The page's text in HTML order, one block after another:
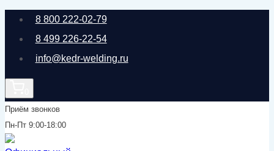
Перейти
содержимому
8 800 222-02-79
8 499 226-22-54
info@kedr-welding.ru
Приём звонков
Пн-Пт 9:00-18:00